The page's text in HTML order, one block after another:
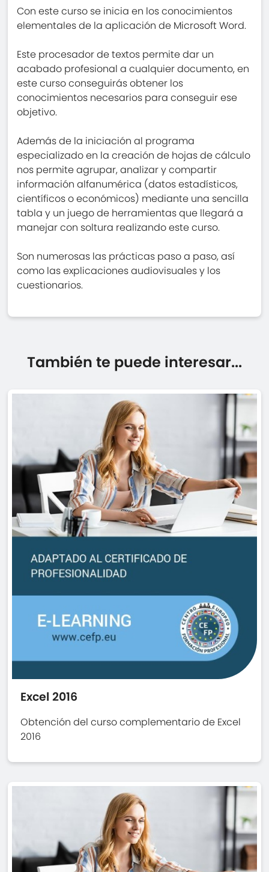
Con este curso se inicia en los conocimientos
elementales de la aplicación de Microsoft Word.
Este procesador de textos permite dar un
acabado profesional a cualquier documento, en
este curso conseguirás obtener los
conocimientos necesarios para conseguir ese
objetivo.
Además de la iniciación al programa
especializado en la creación de hojas de cálculo
nos permite agrupar, analizar y compartir
información alfanumérica (datos estadísticos,
científicos o económicos) mediante una sencilla
tabla y un juego de herramientas que llegará a
manejar con soltura realizando este curso.
Son numerosas las prácticas paso a paso, así
como las explicaciones audiovisuales y los
cuestionarios.
También te puede interesar...
Excel 2016
Obtención del curso complementario de Excel
2016